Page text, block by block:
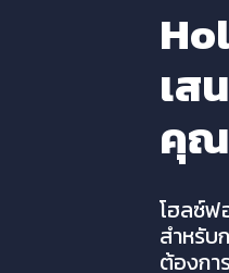
เส
คุ
โฮลซ์ฟ
สำหรับ
ต้องกา